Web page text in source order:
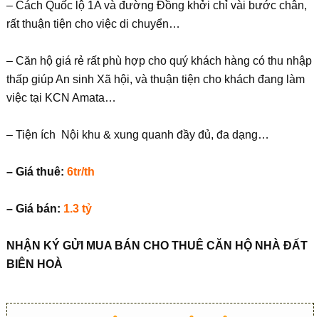
– Cách Quốc lộ 1A và đường Đồng khởi chỉ vài bước chân,
rất thuận tiện cho việc di chuyển…
– Căn hộ giá rẻ rất phù hợp cho quý khách hàng có thu nhập
thấp giúp An sinh Xã hội, và thuận tiện cho khách đang làm
việc tại KCN Amata…
– Tiện ích Nội khu & xung quanh đầy đủ, đa dạng…
– Giá thuê: 6tr/th
– Giá bán: 1.3 tỷ
NHẬN KÝ GỬI MUA BÁN CHO THUÊ CĂN HỘ NHÀ ĐẤT
BIÊN HOÀ